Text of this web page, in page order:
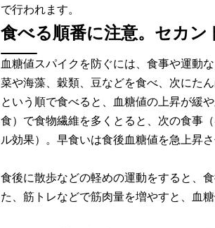
で行われます。
食べる順番に注意。セカン
血糖値スパイクを防ぐには、食事や運動
菜や海藻、穀類、豆などを食べ、次にた
という順で食べると、血糖値の上昇が緩
食）で食物繊維を多くとると、次の食事
ル効果）。早食いは食後血糖値を急上昇
食後に散歩などの軽めの運動をすると、
た、筋トレなどで筋肉量を増やすと、血